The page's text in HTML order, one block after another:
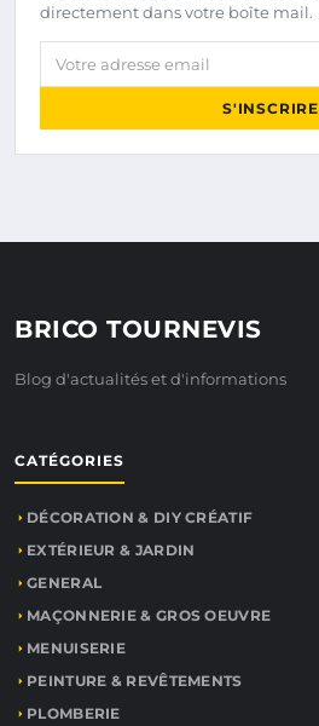
directement dans votre boîte mail.
Votre adresse email
S'INSCRIRE
BRICO TOURNEVIS
Blog d'actualités et d'informations
CATÉGORIES
DÉCORATION & DIY CRÉATIF
EXTÉRIEUR & JARDIN
GENERAL
MAÇONNERIE & GROS OEUVRE
MENUISERIE
PEINTURE & REVÊTEMENTS
PLOMBERIE